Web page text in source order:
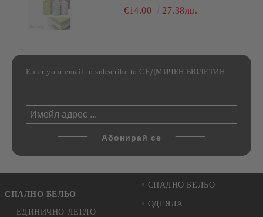
РАЗЛИЧНИ РАЗМЕРИ
€14.00 27.38лв.
Enter your email to subscribe to СЕДМИЧЕН БЮЛЕТИН:
СПАЛНО БЕЛЬО
ЕДИНИЧНО ЛЕГЛО
СПАЛНО БЕЛЬО
ОДЕЯЛА